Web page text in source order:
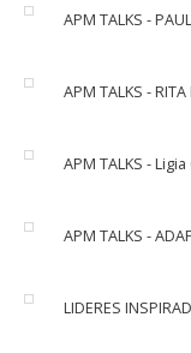
APM TALKS -
APM TALKS - RITA
APM TALKS -
APM TALKS -
LIDERES